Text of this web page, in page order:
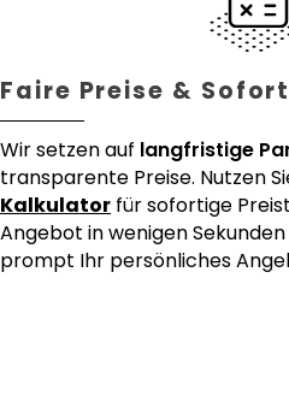
Faire Preise &
Wir setzen auf langfristige
transparente Preise. Nutzen
Kalkulator für sofortige
Angebot in wenigen
prompt Ihr persönliches